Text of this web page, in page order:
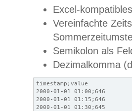
Excel-
Vereinfachte
Semikolon als
Dezimalkomma
timestamp;value
2000-01-01 01:00;646
2000-01-01 01:15;646
2000-01-01 01:30;645